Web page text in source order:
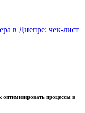
в Днепре: чек-лист
оптимизировать процессы в